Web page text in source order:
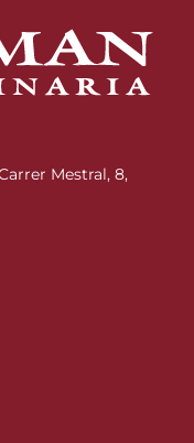
Mestral, 8,